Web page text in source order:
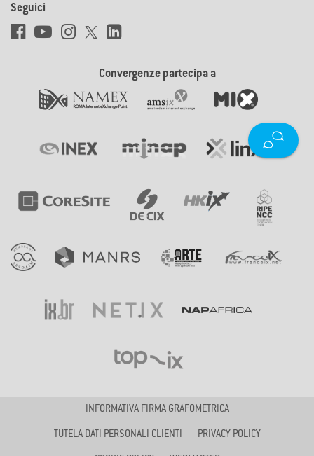
Seguici
Convergenze partecipa a
INFORMATIVA FIRMA GRAFOMETRICA
TUTELA DATI PERSONALI CLIENTI PRIVACY POLICY